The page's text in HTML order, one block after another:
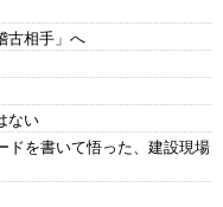
古相手」へ
ない
ドを書いて悟った、建設現場